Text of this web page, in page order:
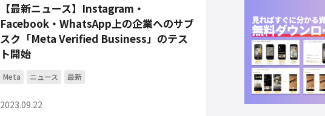
【最新ニュース】Instagram・
Facebook・WhatsApp上の企業へのサブ
スク「Meta Verified Business」のテス
ト開始
Meta ニュース 最新
2023.09.22